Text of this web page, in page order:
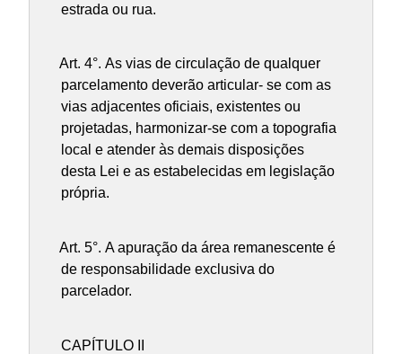
estrada ou rua.
Art. 4°. As vias de circulação de qualquer
parcelamento deverão articular- se com as
vias adjacentes oficiais, existentes ou
projetadas, harmonizar-se com a topografia
local e atender às demais disposições
desta Lei e as estabelecidas em legislação
própria.
Art. 5°. A apuração da área remanescente é
de responsabilidade exclusiva do
parcelador.
CAPÍTULO II